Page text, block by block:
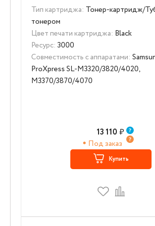
Тип картриджа: Тонер-картридж/
тонером
Цвет печати картриджа: Black
Ресурс: 3000
Совместимость с аппаратами:
ProXpress SL-M3320/3820/4020,
M3370/3870/4070
13 110 ₽
Под заказ
Купить